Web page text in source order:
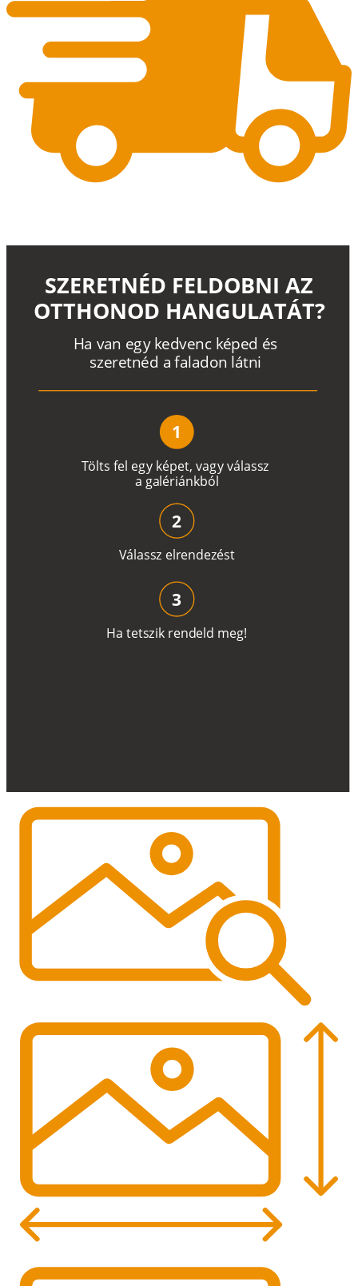
Tölts fel egy képet, vagyválassz
a galériánkból
Ha van egy kedvenc képed és
szeretnéd a faladon látni
SZERETNÉD FELDOBNI AZ
OTTHONOD HANGULATÁT?
1
Válassz elrendezést
2
Ha tetszik rendeld meg!
3